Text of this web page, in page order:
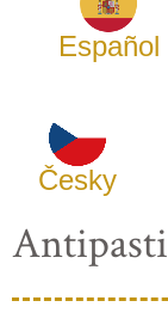
Español
Česky
Antipasti